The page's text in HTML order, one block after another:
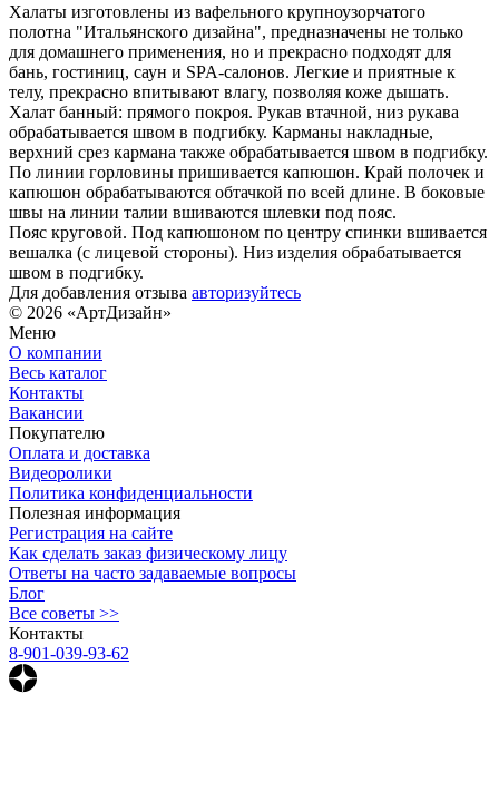
Халаты изготовлены из вафельного крупноузорчатого
полотна "Итальянского дизайна", предназначены не только
для домашнего применения, но и прекрасно подходят для
бань, гостиниц, саун и SPA-салонов. Легкие и приятные к
телу, прекрасно впитывают влагу, позволяя коже дышать.
Халат банный: прямого покроя. Рукав втачной, низ рукава
обрабатывается швом в подгибку. Карманы накладные,
верхний срез кармана также обрабатывается швом в подгибку.
По линии горловины пришивается капюшон. Край полочек и
капюшон обрабатываются обтачкой по всей длине. В боковые
швы на линии талии вшиваются шлевки под пояс.
Пояс круговой. Под капюшоном по центру спинки вшивается
вешалка (с лицевой стороны). Низ изделия обрабатывается
швом в подгибку.
Для добавления отзыва авторизуйтесь
© 2026 «АртДизайн»
Меню
О компании
Весь каталог
Контакты
Вакансии
Покупателю
Оплата и доставка
Видеоролики
Политика конфиденциальности
Полезная информация
Регистрация на сайте
Как сделать заказ физическому лицу
Ответы на часто задаваемые вопросы
Блог
Все советы >>
Контакты
8-901-039-93-62